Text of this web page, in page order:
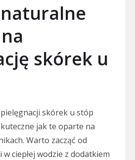
naturalne
skórek u
skórek u stóp
jak te oparte na
Warto zacząć od
ciepłej wodzie z dodatkiem